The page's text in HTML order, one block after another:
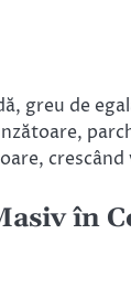
greu de
în